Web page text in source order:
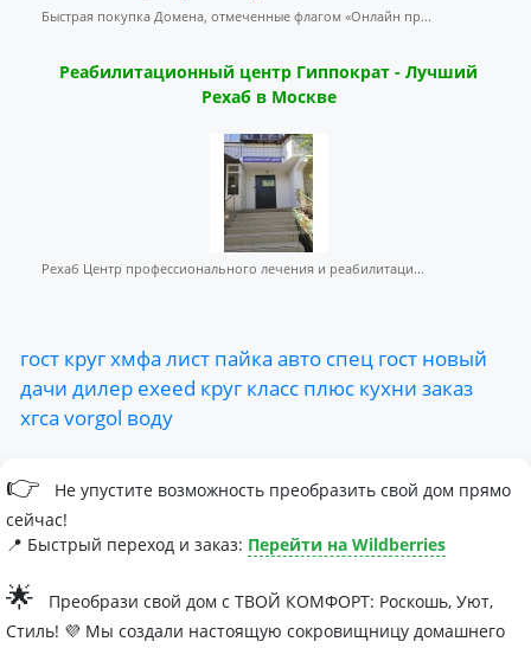
Быстрая покупка Домена, отмеченные флагом «Онлайн пр...
Реабилитационный центр Гиппократ - Лучший
Рехаб в Москве
Рехаб Центр профессионального лечения и реабилитаци...
гост кругхмфа лист пайка авто спец гост новый
дачи дилер exeed круг класс плюс кухни заказ
хгса vorgol воду
👉
Не упустите возможность преобразить свой дом прямо
сейчас!
📍 Быстрый переход и заказ: Перейти на Wildberries
🌟
Преобрази свой дом с ТВОЙ КОМФОРТ: Роскошь, Уют,
Стиль! 💜 Мы создали настоящую сокровищницу домашнего